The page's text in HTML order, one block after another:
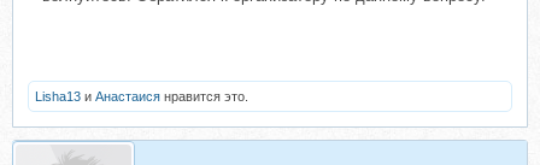
Lisha13 и Анастаися нравится это.